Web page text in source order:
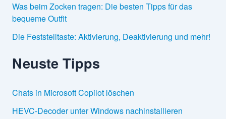
Was beim Zocken tragen: Die besten Tipps für das
bequeme Outfit
Die Feststelltaste: Aktivierung, Deaktivierung und mehr!
Neuste Tipps
Chats in Microsoft Copilot löschen
HEVC-Decoder unter Windows nachinstallieren